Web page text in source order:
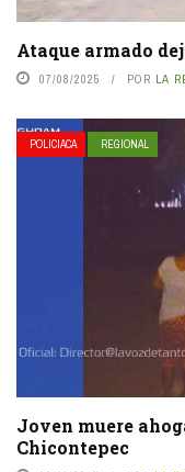
Ataque armado
07/08/2025 POR LA
POLICIACA REGIONAL
Joven muere
Chicontepec